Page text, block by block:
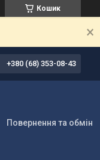
Кошик
+380 (68) 353-08-43
Повернення та обмін